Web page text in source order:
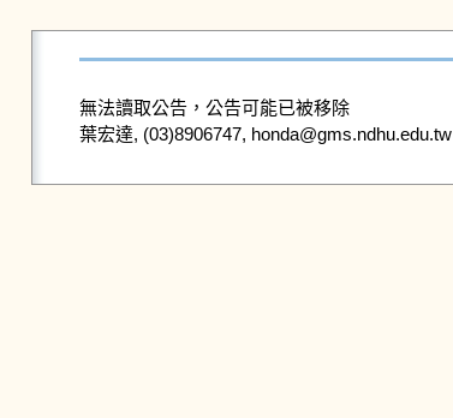
無法讀取公告，公告可能已被移除
葉宏達, (03)8906747, honda@gms.ndhu.edu.tw